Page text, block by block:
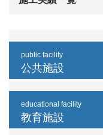
public facility
公共施設
educational facility
教育施設